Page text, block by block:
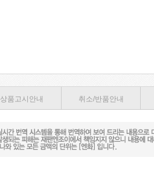
상품고시안내 취소/반품안내